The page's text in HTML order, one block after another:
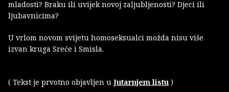
mladosti? Braku ili uvijek novoj zaljubljenosti? Djeci ili
ljubavnicima?
U vrlom novom svijetu homoseksualci možda nisu više
izvan kruga Sreće i Smisla.
( Tekst je prvotno objavljen u Jutarnjem listu )